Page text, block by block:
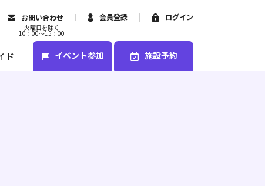
お問い合わせ
火曜日を除く
10：00～15：00
会員登録 ログイン
ド イベント参加 施設予約